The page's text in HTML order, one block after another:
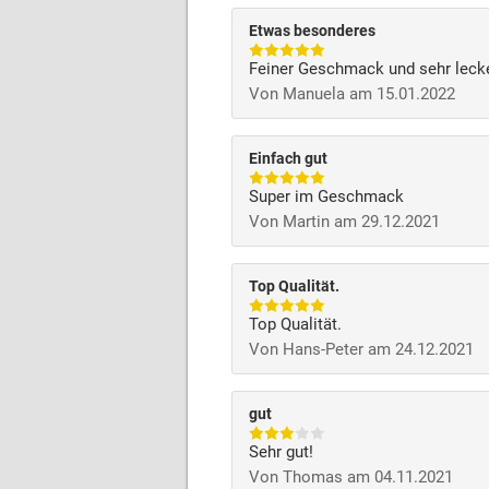
Etwas besonderes
Feiner Geschmack und sehr
Von Manuela am 15.01.2022
Einfach gut
Super im Geschmack
Von Martin am 29.12.2021
Top Qualität.
Top Qualität.
Von Hans-Peter am 24.12.2021
gut
Sehr gut!
Von Thomas am 04.11.2021